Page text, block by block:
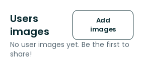
Users
images
Add
images
No user images yet. Be the first to
share!